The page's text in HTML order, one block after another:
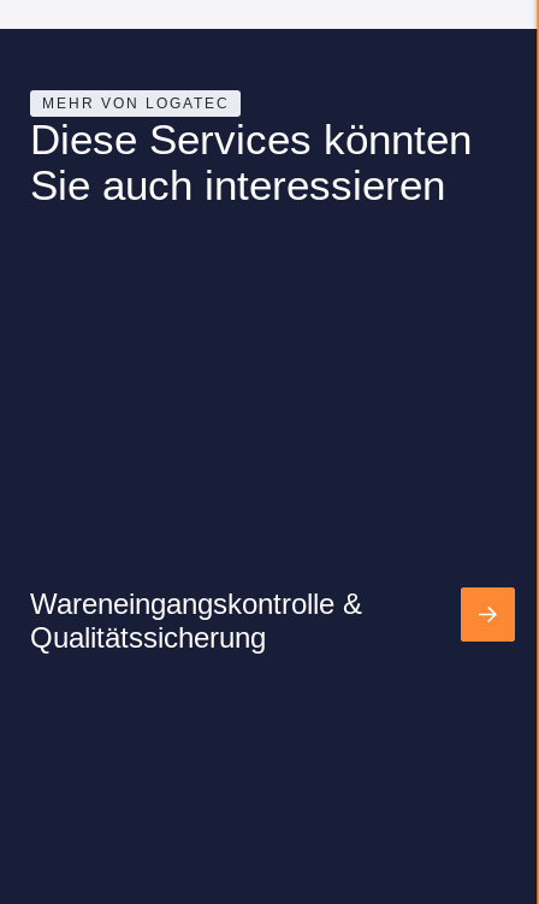
MEHR VON LOGATEC
Diese Services könnten
Sie auch interessieren
Warenein­gangs­kontrolle &
Qualitäts­sicherung